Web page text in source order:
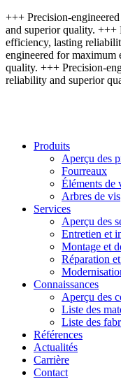
+++ Precision-
and superior quality. +++
efficiency, lasting
engineered for
quality. +++ Precision-
reliability and superior
Produits
Aperçu des
Fourreaux
Éléments de
Arbres de vis
Services
Aperçu des
Entretien et
Montage et
Réparation
Connaissances
Aperçu des
Liste des
Liste des
Références
Actualités
Carrière
Contact